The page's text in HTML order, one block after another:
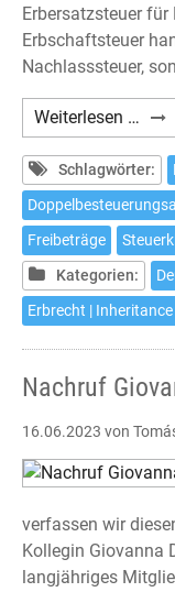
Erbersatzsteuer
Erbschaftsteuer
Nachlasssteuer,
Weiterlesen …
Schlagwörter:
Freibeträge
Kategorien:
Erbrecht |
Nachruf
16.06.2023 von
verfassen wir
Kollegin Giovanna
langjähriges